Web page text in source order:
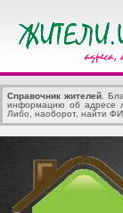
Справочник жителей .
информацию об адресе
Либо, наоборот, найти